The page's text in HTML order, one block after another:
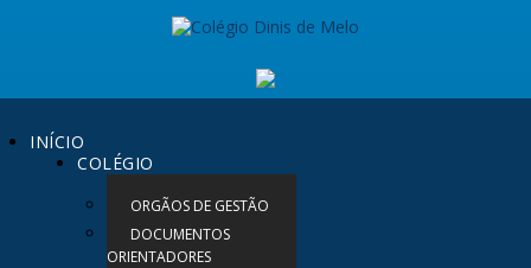
INÍCIO
COLÉGIO
ORGÃOS DE GESTÃO
DOCUMENTOS
ORIENTADORES